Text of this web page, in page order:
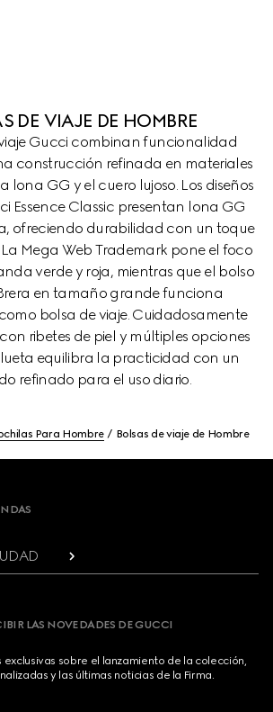
DE VIAJE DE HOMBRE
Gucci combinan funcionalidad
construcción refinada en materiales
lona GG y el cuero lujoso. Los diseños
Essence Classic presentan lona GG
ofreciendo durabilidad con un toque
Mega Web Trademark pone el foco
verde y roja, mientras que el bolso
en tamaño grande funciona
bolsa de viaje. Cuidadosamente
ribetes de piel y múltiples opciones
equilibra la practicidad con un
refinado para el uso diario.
Para Hombre Bolsas de viaje de Hombre
LAS NOVEDADES DE GUCCI
exclusivas sobre el lanzamiento de la colección,
y las últimas noticias de la Firma.